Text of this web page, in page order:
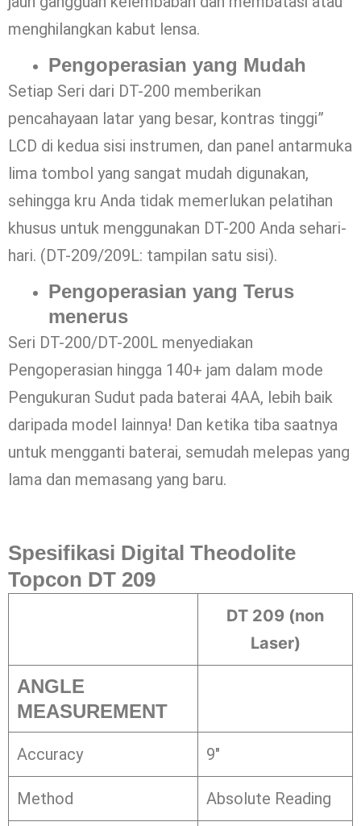
menghilangkan kabut lensa.
Pengoperasian yang Mudah
Setiap Seri dari DT-200 memberikan
pencahayaan latar yang besar, kontras tinggi”
LCD di kedua sisi instrumen, dan panel antarmuka
lima tombol yang sangat mudah digunakan,
sehingga kru Anda tidak memerlukan pelatihan
khusus untuk menggunakan DT-200 Anda sehari-
hari. (DT-209/209L: tampilan satu sisi).
Pengoperasian yang Terus
menerus
Seri DT-200/DT-200L menyediakan
Pengoperasian hingga 140+ jam dalam mode
Pengukuran Sudut pada baterai 4AA, lebih baik
daripada model lainnya! Dan ketika tiba saatnya
untuk mengganti baterai, semudah melepas yang
lama dan memasang yang baru.
Spesifikasi Digital Theodolite
Topcon DT 209
DT 209 (non
Laser)
ANGLE
MEASUREMENT
Accuracy 9″
Method Absolute Reading